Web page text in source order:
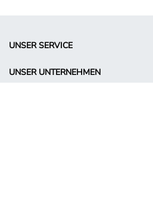
UNSER SERVICE
UNSER UNTERNEHMEN